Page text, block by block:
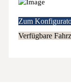
Zum
Verfügbare